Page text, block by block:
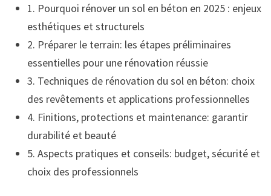
1. Pourquoi rénover un sol en béton en 2025 : enjeux
esthétiques et structurels
2. Préparer le terrain: les étapes préliminaires
essentielles pour une rénovation réussie
3. Techniques de rénovation du sol en béton: choix
des revêtements et applications professionnelles
4. Finitions, protections et maintenance: garantir
durabilité et beauté
5. Aspects pratiques et conseils: budget, sécurité et
choix des professionnels